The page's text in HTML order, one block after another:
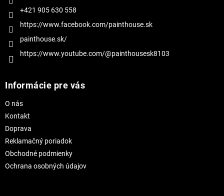
+421 905 630 558
https://www.facebook.com/painthouse.sk
painthouse.sk/
https://www.youtube.com/@painthousesk8103
Informácie pre vás
O nás
Kontakt
Doprava
Reklamačný poriadok
Obchodné podmienky
Ochrana osobných údajov